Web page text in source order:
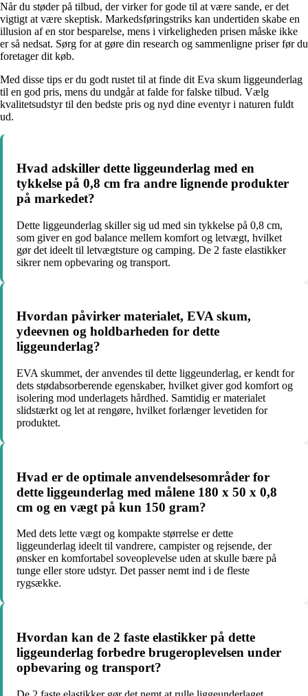
Når du støder på tilbud, der virker for gode til at være sande, er det
vigtigt at være skeptisk. Markedsføringstriks kan undertiden skabe en
illusion af en stor besparelse, mens i virkeligheden prisen måske ikke
er så nedsat. Sørg for at gøre din research og sammenligne priser før du
foretager dit køb.
Med disse tips er du godt rustet til at finde dit Eva skum liggeunderlag
til en god pris, mens du undgår at falde for falske tilbud. Vælg
kvalitetsudstyr til den bedste pris og nyd dine eventyr i naturen fuldt
ud.
Hvad adskiller dette liggeunderlag med en
tykkelse på 0,8 cm fra andre lignende produkter
på markedet?
Dette liggeunderlag skiller sig ud med sin tykkelse på 0,8 cm,
som giver en god balance mellem komfort og letvægt, hvilket
gør det ideelt til letvægtsture og camping. De 2 faste elastikker
sikrer nem opbevaring og transport.
Hvordan påvirker materialet, EVA skum,
ydeevnen og holdbarheden for dette
liggeunderlag?
EVA skummet, der anvendes til dette liggeunderlag, er kendt for
dets stødabsorberende egenskaber, hvilket giver god komfort og
isolering mod underlagets hårdhed. Samtidig er materialet
slidstærkt og let at rengøre, hvilket forlænger levetiden for
produktet.
Hvad er de optimale anvendelsesområder for
dette liggeunderlag med målene 180 x 50 x 0,8
cm og en vægt på kun 150 gram?
Med dets lette vægt og kompakte størrelse er dette
liggeunderlag ideelt til vandrere, campister og rejsende, der
ønsker en komfortabel soveoplevelse uden at skulle bære på
tunge eller store udstyr. Det passer nemt ind i de fleste
rygsække.
Hvordan kan de 2 faste elastikker på dette
liggeunderlag forbedre brugeroplevelsen under
opbevaring og transport?